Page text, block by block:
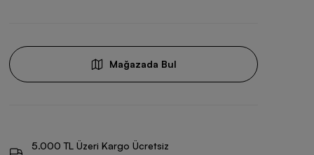
Mağazada Bul
5.000 TL Üzeri Kargo Ücretsiz